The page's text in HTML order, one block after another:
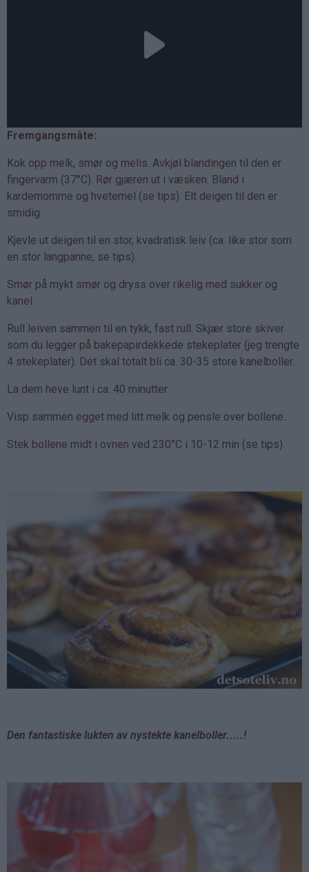
Fremgangsmåte:
Kok opp melk, smør og melis. Avkjøl blandingen til den er
fingervarm (37°C). Rør gjæren ut i væsken. Bland i
kardemomme og hvetemel (se tips). Elt deigen til den er
smidig.
Kjevle ut deigen til en stor, kvadratisk leiv (ca. like stor som
en stor langpanne, se tips).
Smør på mykt smør og dryss over rikelig med sukker og
kanel.
Rull leiven sammen til en tykk, fast rull. Skjær store skiver
som du legger på bakepapirdekkede stekeplater (jeg trengte
4 stekeplater). Det skal totalt bli ca. 30-35 store kanelboller.
La dem heve lunt i ca. 40 minutter.
Visp sammen egget med litt melk og pensle over bollene.
Stek bollene midt i ovnen ved 230°C i 10-12 min (se tips).
Den fantastiske lukten av nystekte kanelboller.....!